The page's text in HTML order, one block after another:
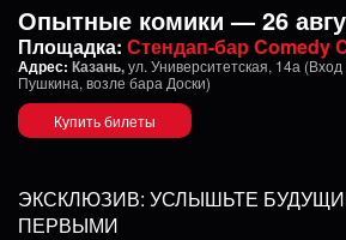
Опытные комики — 26
Площадка: Стендап-бар Comedy
Адрес: Казань,ул. Университетская, 14а
Пушкина, возле бара Доски)
Купить билеты
ЭКСКЛЮЗИВ: УСЛЫШЬТЕ
ПЕРВЫМИ